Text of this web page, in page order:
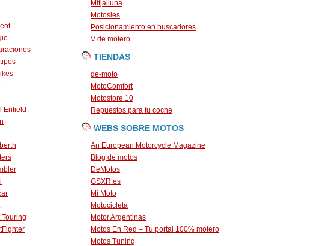
Enfield
Touring
Mitjalluna
Motosles
Posicionamiento en buscadores
V de motero
TIENDAS
de-moto
MotoComfort
Motostore 10
Repuestos para tu coche
WEBS SOBRE MOTOS
An European Motorcycle Magazine
Blog de motos
DeMotos
GSXR.es
Mi Moto
Motocicleta
Motor Argentinas
Motos En Red – Tu portal 100% motero
Motos Tuning